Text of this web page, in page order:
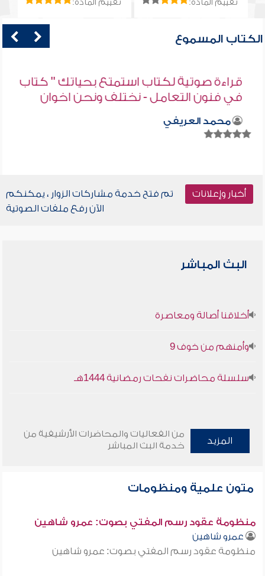
تقييم المادة: تقييم المادة:
الكتاب المسموع
قراءة صوتية لكتاب استمتع بحياتك " كتاب
في فنون التعامل - نختلف ونحن اخوان
محمد العريفي
أخبار وإعلانات
تم فتح خدمة مشاركات الزوار ، يمكنكم
الآن رفع ملفات الصوتية
البث المباشر
أخلاقنا أصالة ومعاصرة
وأمنهم من خوف 9
سلسلة محاضرات نفحات رمضانية 1444هـ
المزيد
من الفعاليات والمحاضرات الأرشيفية من
خدمة البث المباشر
متون علمية ومنظومات
منظومة عقود رسم المفتي بصوت: عمرو شاهين
عمرو شاهين
منظومة عقود رسم المفتي بصوت: عمرو شاهين